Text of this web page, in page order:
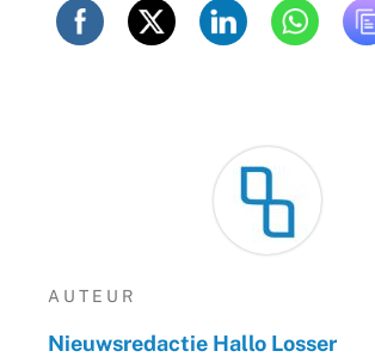
AUTEUR
Nieuwsredactie Hallo Losser